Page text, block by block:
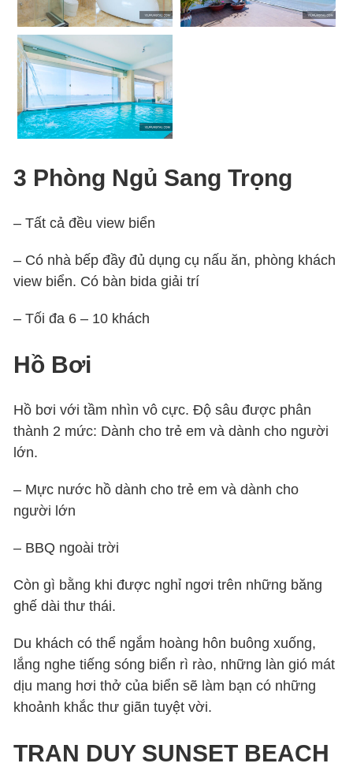
3 Phòng Ngủ Sang Trọng
– Tất cả đều view biển
– Có nhà bếp đầy đủ dụng cụ nấu ăn, phòng khách
view biển. Có bàn bida giải trí
– Tối đa 6 – 10 khách
Hồ Bơi
Hồ bơi với tầm nhìn vô cực. Độ sâu được phân
thành 2 mức: Dành cho trẻ em và dành cho người
lớn.
– Mực nước hồ dành cho trẻ em và dành cho
người lớn
– BBQ ngoài trời
Còn gì bằng khi được nghỉ ngơi trên những băng
ghế dài thư thái.
Du khách có thể ngắm hoàng hôn buông xuống,
lắng nghe tiếng sóng biển rì rào, những làn gió mát
dịu mang hơi thở của biển sẽ làm bạn có những
khoảnh khắc thư giãn tuyệt vời.
TRAN DUY SUNSET BEACH